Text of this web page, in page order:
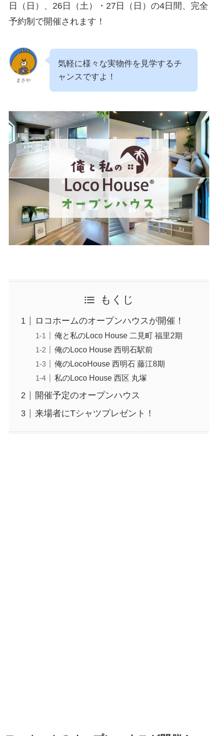
日（日）、26日（土）・27日（日）の4日間、完全
予約制で開催されます！
まさや
気軽に様々な実物件を見学するチ
ャンスですよ！
もくじ
ロコホームのオープンハウスが開催！
俺と私のLoco House 二見町 福里2期
俺のLoco House 西明石駅前
俺のLocoHouse 西明石 藤江8期
私のLoco House 西区 丸塚
開催予定のオープンハウス
来場者にTシャツプレゼント！